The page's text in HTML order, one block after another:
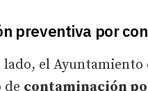
preventiva por
el Ayuntamiento
de contaminación